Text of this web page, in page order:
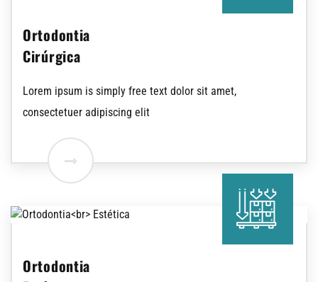
Ortodontia
Cirúrgica
Lorem ipsum is simply free text dolor sit amet,
consectetuer adipiscing elit
Ortodontia